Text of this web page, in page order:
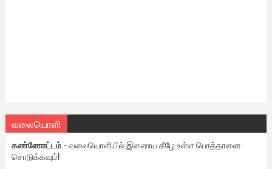
வலையொளி
கண்ணோட்டம் - வலையொளியில் இணைய கீழே உள்ள பொத்தானை
சொடுக்கவும்!